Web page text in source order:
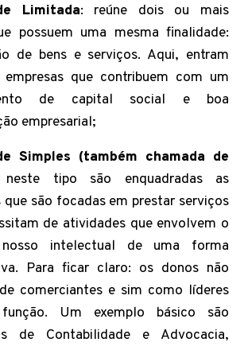
Limitada: reúne dois ou mais
possuem uma mesma finalidade:
de bens e serviços. Aqui, entram
que contribuem com um
de capital social e boa
empresarial;
Simples (também chamada de
tipo são enquadradas as
que são focadas em prestar serviços
de atividades que envolvem o
intelectual de uma forma
Para ficar claro: os donos não
comerciantes e sim como líderes
Um exemplo básico são
de Contabilidade e Advocacia,